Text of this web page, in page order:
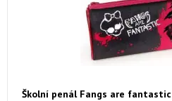
Školní penál Fangs are fantastic